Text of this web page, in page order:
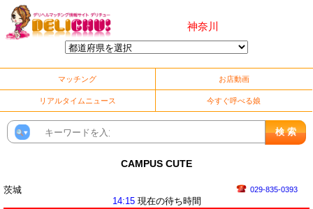
神奈川
マッチング お店動画
リアルタイムニュース 今すぐ呼べる娘
CAMPUS CUTE
茨城 029-835-0393
14:15現在の待ち時間